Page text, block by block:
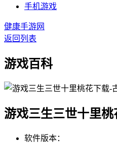
手机游戏
健康手游网
返回列表
游戏百科
游戏三生三世十里
软件版本：